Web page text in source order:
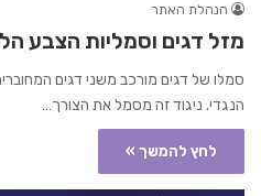
הנהלת האתר
מזל דגים וסמליות הצבע
סמלו של דגים מורכב משני דגים
הנגדי. ניגוד זה מסמל את הצורך…
לחץ להמשך »